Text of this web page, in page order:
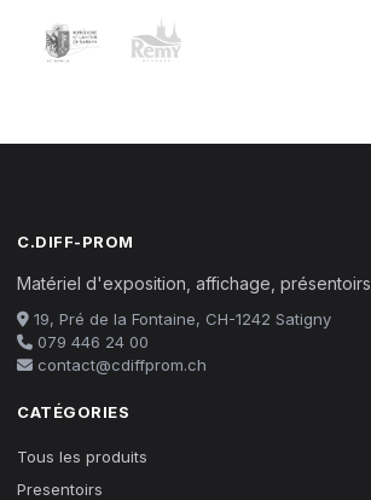
C.DIFF-PROM
Matériel d'exposition, affichage, présentoirs
19, Pré de la Fontaine, CH-1242 Satigny
079 446 24 00
contact@cdiffprom.ch
CATÉGORIES
Tous les produits
Presentoirs